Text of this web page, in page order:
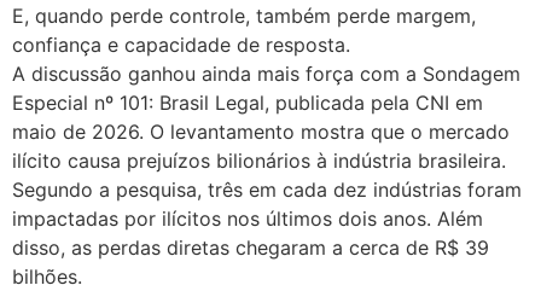
E, quando perde controle, também perde margem,
confiança e capacidade de resposta.
A discussão ganhou ainda mais força com a Sondagem
Especial nº 101: Brasil Legal, publicada pela CNI em
maio de 2026. O levantamento mostra que o mercado
ilícito causa prejuízos bilionários à indústria brasileira.
Segundo a pesquisa, três em cada dez indústrias foram
impactadas por ilícitos nos últimos dois anos. Além
disso, as perdas diretas chegaram a cerca de R$ 39
bilhões.